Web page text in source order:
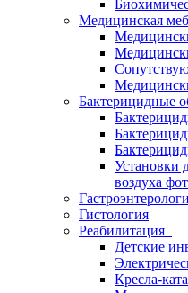
Медицинская
Бактерицидные
Установки
воздуха
Гистология
Реабилитация
Детские
Кресла-